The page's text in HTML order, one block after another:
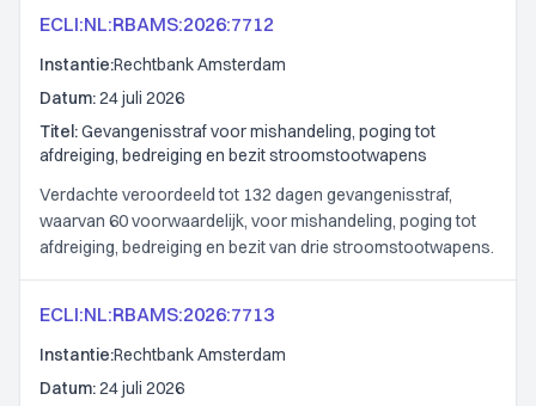
ECLI:NL:RBAMS:2026:7712
Instantie:Rechtbank Amsterdam
Datum:24 juli 2026
Titel:Gevangenisstraf voor mishandeling, poging tot
afdreiging, bedreiging en bezit stroomstootwapens
Verdachte veroordeeld tot 132 dagen gevangenisstraf,
waarvan 60 voorwaardelijk, voor mishandeling, poging tot
afdreiging, bedreiging en bezit van drie stroomstootwapens.
ECLI:NL:RBAMS:2026:7713
Instantie:Rechtbank Amsterdam
Datum:24 juli 2026